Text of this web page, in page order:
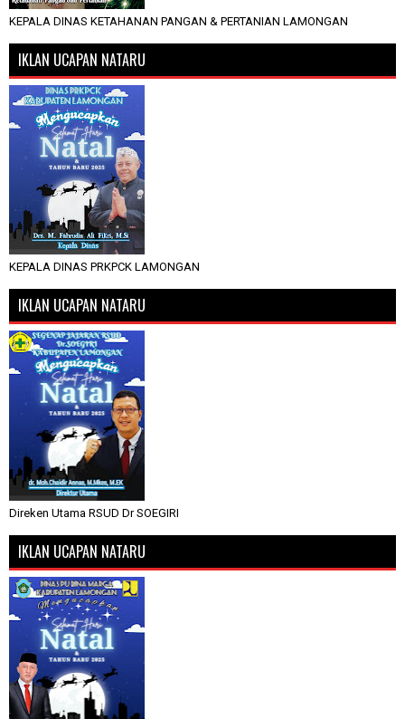
KEPALA DINAS KETAHANAN PANGAN & PERTANIAN LAMONGAN
IKLAN UCAPAN NATARU
KEPALA DINAS PRKPCK LAMONGAN
IKLAN UCAPAN NATARU
Direken Utama RSUD Dr SOEGIRI
IKLAN UCAPAN NATARU